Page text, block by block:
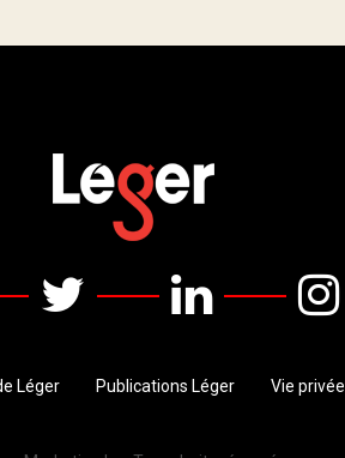
Léger Publications Léger Vie privée